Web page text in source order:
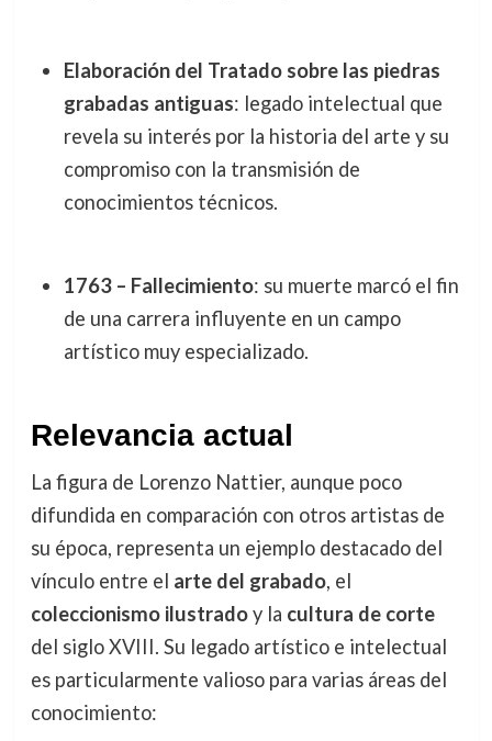
Elaboración del Tratado sobre las piedras
grabadas antiguas: legado intelectual que
revela su interés por la historia del arte y su
compromiso con la transmisión de
conocimientos técnicos.
1763 – Fallecimiento: su muerte marcó el fin
de una carrera influyente en un campo
artístico muy especializado.
Relevancia actual
La figura de Lorenzo Nattier, aunque poco
difundida en comparación con otros artistas de
su época, representa un ejemplo destacado del
vínculo entre el arte del grabado, el
coleccionismo ilustradoy la cultura de corte
del siglo XVIII. Su legado artístico e intelectual
es particularmente valioso para varias áreas del
conocimiento: